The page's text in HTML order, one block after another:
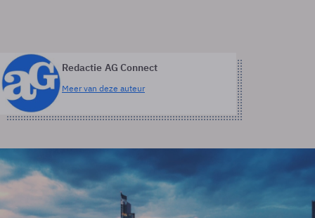
Redactie AG Connect
Meer van deze auteur